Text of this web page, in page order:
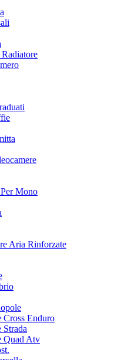
Mono
Aria Rinforzate
Cross Enduro
Strada
Quad Atv